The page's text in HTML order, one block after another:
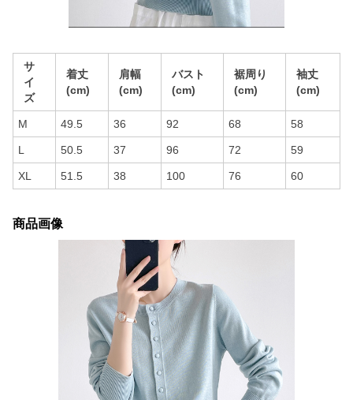
サ
イ
ズ
着丈
(cm)
肩幅
(cm)
バスト
(cm)
裾周り
(cm)
袖丈
(cm)
M 49.5 36 92 68 58
L 50.5 37 96 72 59
XL 51.5 38 100 76 60
商品画像